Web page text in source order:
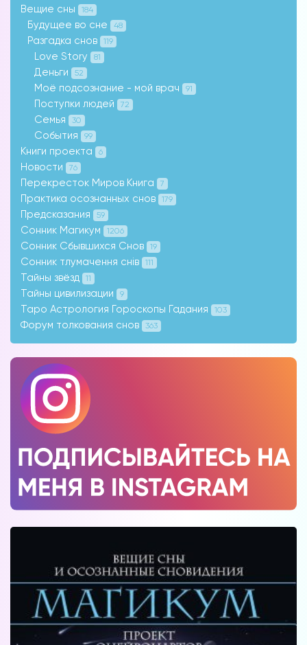
Вещие сны 184
Будущее во сне 48
Разгадка снов 119
Love Story 81
Деньги 52
Моё подсознание - мой врач 91
Поступки людей 72
Семья 30
События 99
Книги проекта 6
Новости 76
Перекресток Миров Книга 7
Практика осознанных снов 179
Предсказания 59
Сонник Магикум 1206
Сонник Сбывшихся Снов 19
Сонник тлумачення снів 111
Тайны звёзд 11
Тайны цивилизации 9
Таро Астрология Гороскопы Гадания 103
Форум толкования снов 363